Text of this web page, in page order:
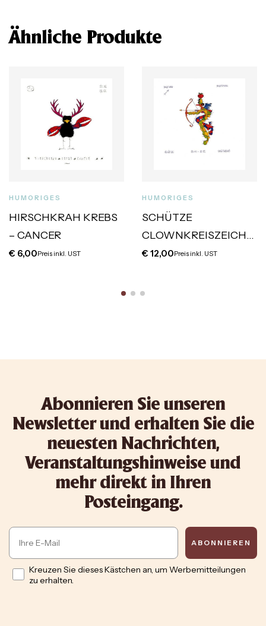
Ähnliche Produkte
HUMORIGES
HIRSCHKRAH KREBS
– CANCER
€ 6,00Preis inkl. UST
HUMORIGES
SCHÜTZE
CLOWNKREISZEICHE
N
€ 12,00Preis inkl. UST
Abonnieren Sie unseren
Newsletter und erhalten Sie die
neuesten Nachrichten,
Veranstaltungshinweise und
mehr direkt in Ihren
Posteingang.
Email
ABONNIEREN
Opt inKreuzen Sie dieses Kästchen an, um Werbemitteilungen
zu erhalten.